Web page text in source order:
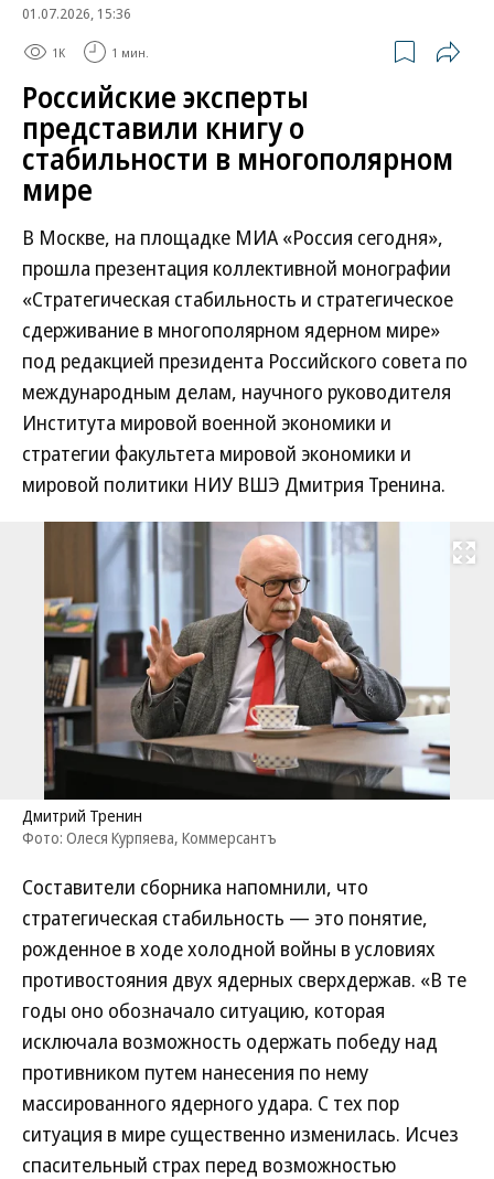
01.07.2026, 15:36
1K 1 мин.
Российские эксперты
представили книгу о
стабильности в многополярном
мире
В Москве, на площадке МИА «Россия сегодня»,
прошла презентация коллективной монографии
«Стратегическая стабильность и стратегическое
сдерживание в многополярном ядерном мире»
под редакцией президента Российского совета по
международным делам, научного руководителя
Института мировой военной экономики и
стратегии факультета мировой экономики и
мировой политики НИУ ВШЭ Дмитрия Тренина.
Развернуть
Дмитрий Тренин
Фото: Олеся Курпяева, Коммерсантъ
Составители сборника напомнили, что
стратегическая стабильность — это понятие,
рожденное в ходе холодной войны в условиях
противостояния двух ядерных сверхдержав. «В те
годы оно обозначало ситуацию, которая
исключала возможность одержать победу над
противником путем нанесения по нему
массированного ядерного удара. С тех пор
ситуация в мире существенно изменилась. Исчез
спасительный страх перед возможностью